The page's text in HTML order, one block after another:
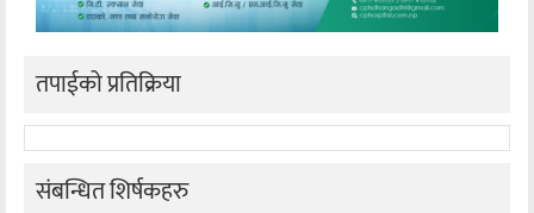
तपाईको प्रतिक्रिया
संबन्धित शिर्षकहरु